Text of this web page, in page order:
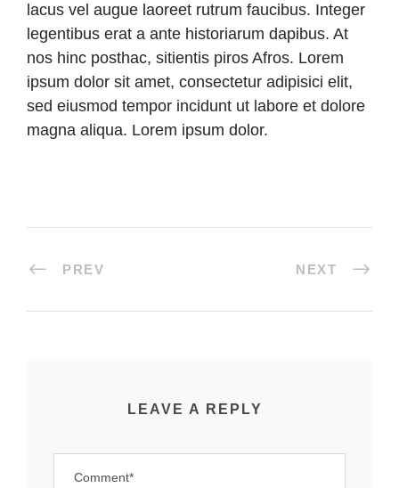
lacus vel augue laoreet rutrum faucibus. Integer
legentibus erat a ante historiarum dapibus. At
nos hinc posthac, sitientis piros Afros. Lorem
ipsum dolor sit amet, consectetur adipisici elit,
sed eiusmod tempor incidunt ut labore et dolore
magna aliqua. Lorem ipsum dolor.
PREV NEXT
LEAVE A REPLY